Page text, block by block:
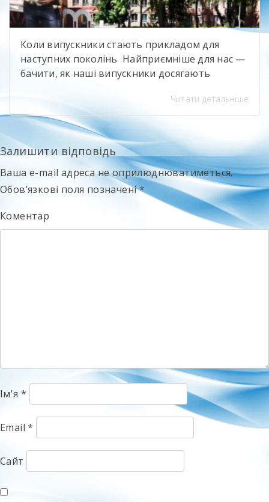
Коли випускники стають прикладом для
наступних поколінь Найприємніше для нас —
бачити, як наші випускники досягають
про свій навчальний заклад. Олександр
Іванюк — випускник будівельного напряму,
яким ми щиро пишаємося. Сьогодні він
представляє компанію Sika, бере участь у
професійному саміті «Ліга майстрів» та є
одним із найсильніших майстрів-плиточників
[…]
Читати детальніше
Залишити відповідь
Ваша e-mail адреса не оприлюднюватиметься.
Обов’язкові поля позначені*
Коментар
Ім'я *
Email*
Сайт